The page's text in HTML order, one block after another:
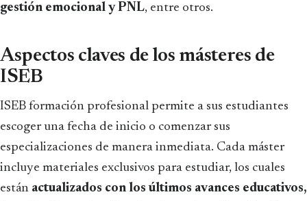
gestión emocional y PNL, entre otros.
Aspectos claves de los másteres de
ISEB
ISEB formación profesional permite a sus estudiantes
escoger una fecha de inicio o comenzar sus
especializaciones de manera inmediata. Cada máster
incluye materiales exclusivos para estudiar, los cuales
están actualizados con los últimos avances educativos,